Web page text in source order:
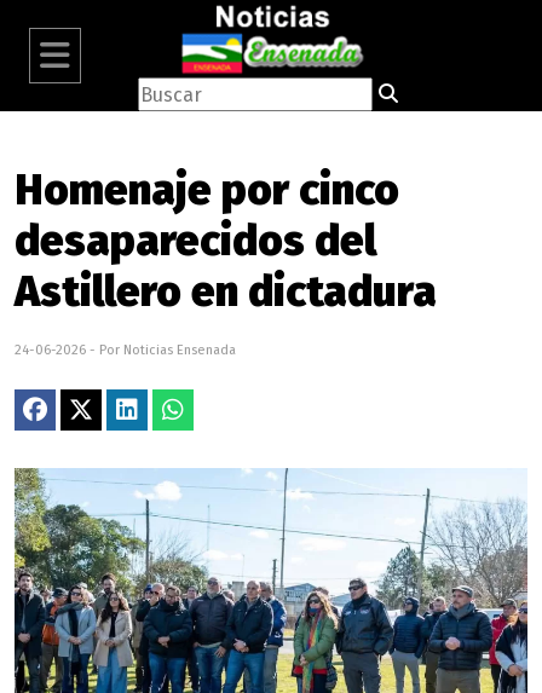
Homenaje por cinco
desaparecidos del
Astillero en dictadura
24-06-2026 - Por Noticias Ensenada